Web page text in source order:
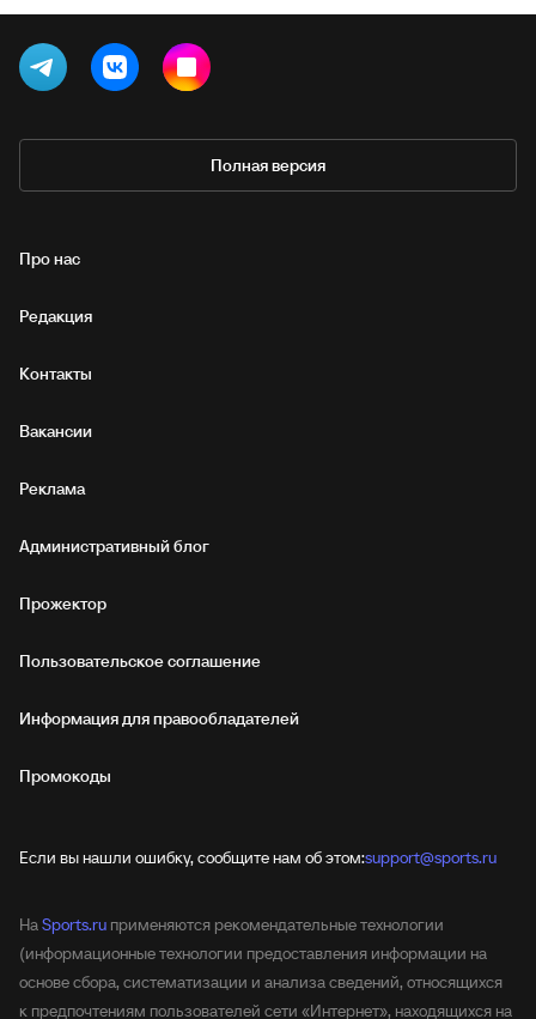
Полная версия
Про нас
Редакция
Контакты
Вакансии
Реклама
Административный блог
Прожектор
Пользовательское соглашение
Информация для правообладателей
Промокоды
Если вы нашли ошибку, сообщите нам об этом:support@sports.ru
НаSports.ru применяются рекомендательные технологии
(информационные технологии предоставления информации на
основе сбора, систематизации и анализа сведений, относящихся
к предпочтениям пользователей сети «Интернет», находящихся на